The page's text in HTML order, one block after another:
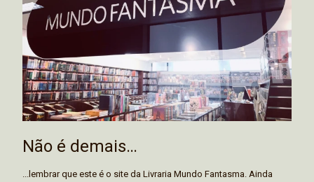
Não é demais…
...lembrar que este é o site da Livraria Mundo Fantasma. Ainda